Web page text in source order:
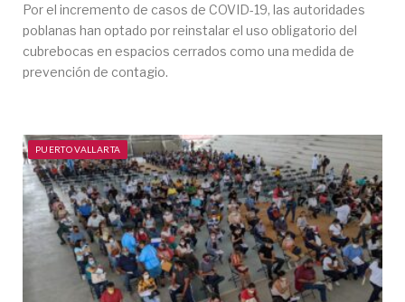
Por el incremento de casos de COVID-19, las autoridades
poblanas han optado por reinstalar el uso obligatorio del
cubrebocas en espacios cerrados como una medida de
prevención de contagio.
PUERTO VALLARTA